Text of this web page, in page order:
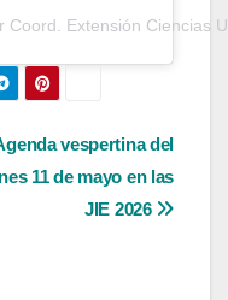
Extensión Ciencias
vespertina del
11 de mayo en las
JIE 2026